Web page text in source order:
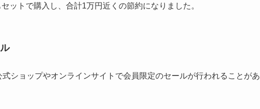
ットで購入し、合計1万円近くの節約になりました。
ショップやオンラインサイトで会員限定のセールが行われることがあ